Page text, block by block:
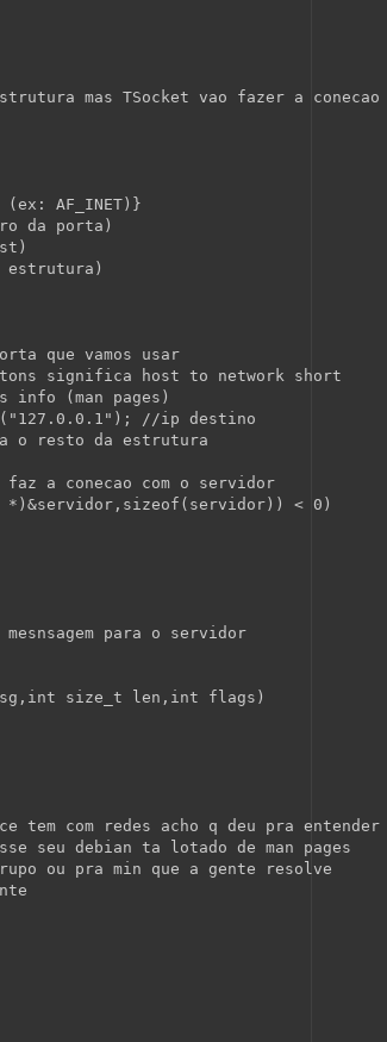
mas TSocket vao fazer a conecao
AF_INET)}
da porta)
estrutura)
que vamos usar
significa host to network short
info (man pages)
"127.0.0.1" );
//ip destino
o resto da estrutura
a conecao com o servidor
*)&servidor, sizeof (servidor)) < 0)
para o servidor
size_t len,int flags)
tem com redes acho q deu pra
seu debian ta lotado de man pages
ou pra min que a gente resolve